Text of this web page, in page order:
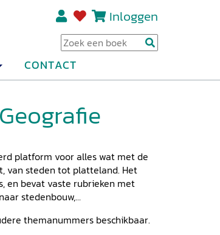
Inloggen
CONTACT
platform voor alles wat met de
van steden tot platteland. Het
en bevat vaste rubrieken met
stedenbouw,
themanummers beschikbaar.